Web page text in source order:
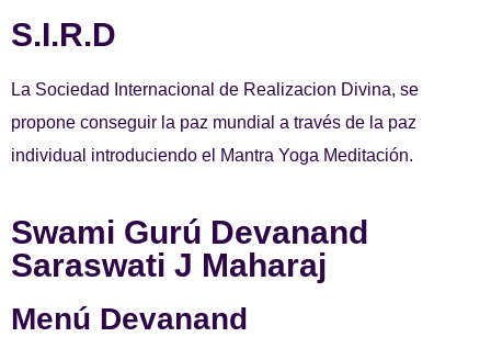
S.I.R.D
La Sociedad Internacional de Realizacion Divina, se
propone conseguir la paz mundial a través de la paz
individual introduciendo el Mantra Yoga Meditación.
Swami Gurú Devanand
Saraswati J Maharaj
Menú Devanand